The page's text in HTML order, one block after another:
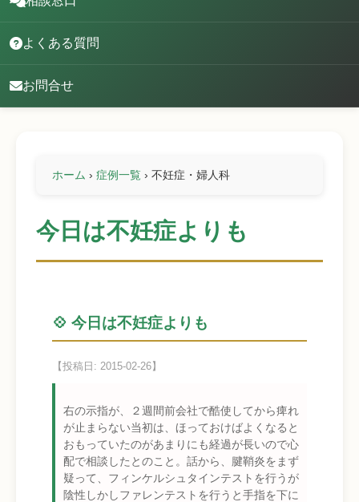
よくある質問
お問合せ
ホーム › 症例一覧 › 不妊症・婦人科
今日は不妊症よりも
💠 今日は不妊症よりも
【投稿日: 2015-02-26】
右の示指が、２週間前会社で酷使してから痺れ
が止まらない当初は、ほっておけばよくなると
おもっていたのがあまりにも経過が長いので心
配で相談したとのこと。話から、腱鞘炎をまず
疑って、フィンケルシュタインテストを行うが
陰性しかしファレンテストを行うと手指を下に